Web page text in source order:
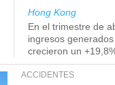
Hong Kong
En el trimestre de
ingresos
crecieron un
ACCIDENTES